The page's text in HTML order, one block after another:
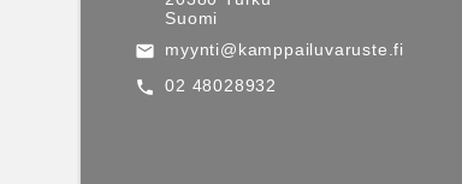
Suomi
email myynti@kamppailuvaruste.fi
call 02 48028932